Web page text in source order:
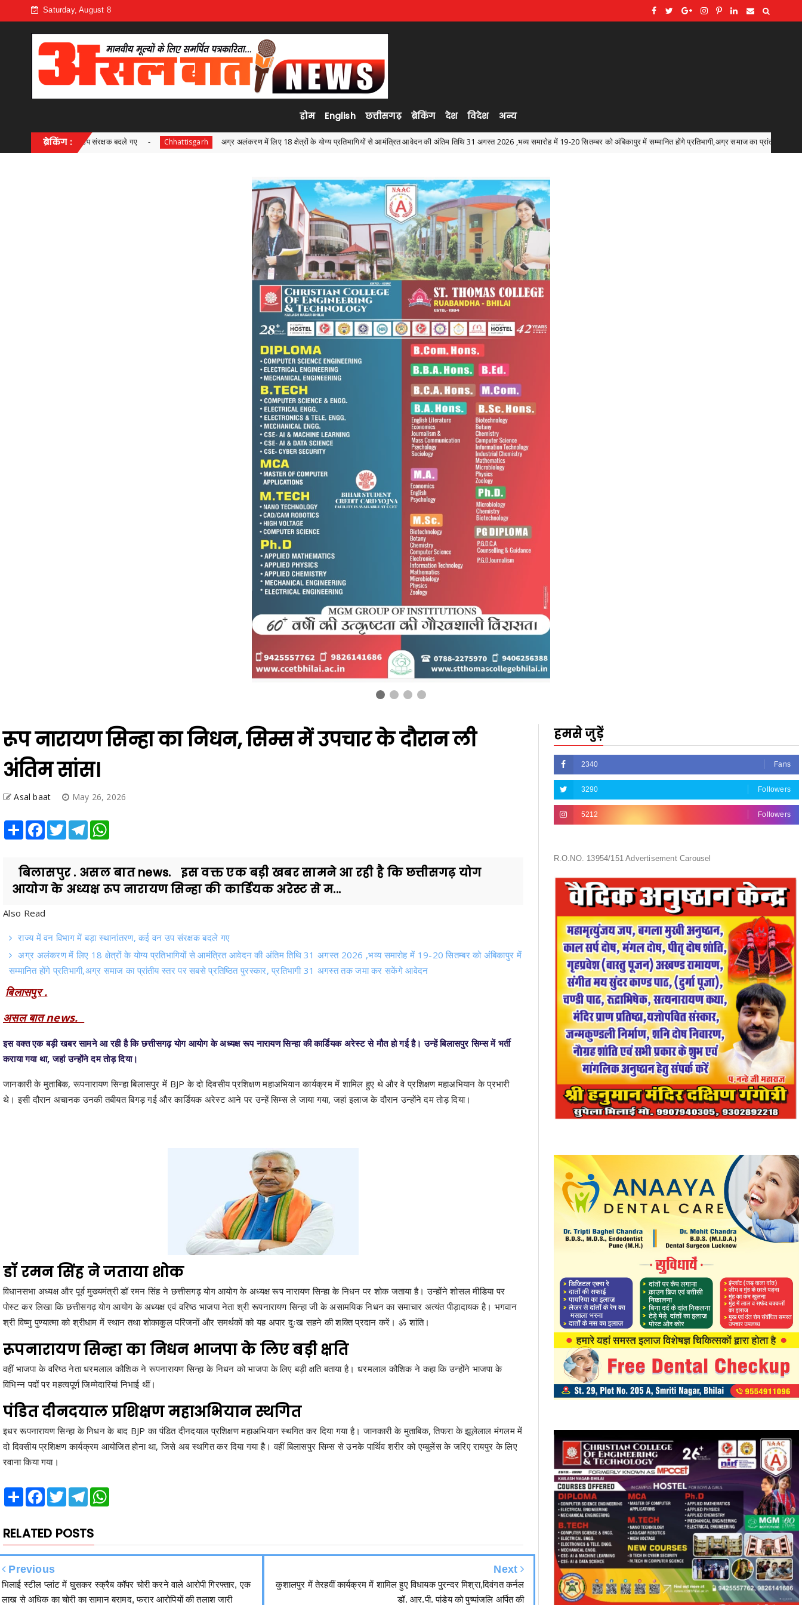
Saturday, August 8
होम English छत्तीसगढ़ ब्रेकिंग देश विदेश अन्य
ब्रेकिंग :
संरक्षक बदले गए Chhattisgarh अग्र अलंकरण में लिए 18 क्षेत्रों के योग्य प्रतिभागियों से आमंत्रित आवेदन की अंतिम तिथि 31 अगस्त 2026 ,भव्य समारोह में 19-20 सितम्बर को अंबिकापुर में सम्मानित होंगे प्रतिभागी,अग्र समाज का प्रांतीय स्तर पर सबसे प्रतिष्ठित पुरस्कार,
रूप नारायण सिन्हा का निधन, सिम्स में उपचार के दौरान ली
अंतिम सांस।
Asal baat May 26, 2026
Share Facebook
Twitter Telegram
बिलासपुर . असल बात news. इस वक्त एक बड़ी खबर सामने आ रही है कि छत्तीसगढ़ योग
आयोग के अध्यक्ष रूप नारायण सिन्हा की कार्डियक अरेस्ट से म...
Also Read
राज्य में वन विभाग में बड़ा स्थानांतरण, कई वन उप संरक्षक बदले गए
अग्र अलंकरण में लिए 18 क्षेत्रों के योग्य प्रतिभागियों से आमंत्रित आवेदन की अंतिम तिथि 31 अगस्त 2026 ,भव्य समारोह में 19-20 सितम्बर को अंबिकापुर में
सम्मानित होंगे प्रतिभागी,अग्र समाज का प्रांतीय स्तर पर सबसे प्रतिष्ठित पुरस्कार, प्रतिभागी 31 अगस्त तक जमा कर सकेंगे आवेदन
बिलासपुर .
असल बात news.
इस वक्त एक बड़ी खबर सामने आ रही है कि छत्तीसगढ़ योग आयोग के अध्यक्ष रूप नारायण सिन्हा की कार्डियक अरेस्ट से मौत हो गई है। उन्हें बिलासपुर सिम्स में भर्ती
कराया गया था, जहां उन्होंने दम तोड़ दिया।
जानकारी के मुताबिक, रूपनारायण सिन्हा बिलासपुर में BJP के दो दिवसीय प्रशिक्षण महाअभियान कार्यक्रम में शामिल हुए थे और वे प्रशिक्षण महाअभियान के प्रभारी
थे। इसी दौरान अचानक उनकी तबीयत बिगड़ गई और कार्डियक अरेस्ट आने पर उन्हें सिम्स ले जाया गया, जहां इलाज के दौरान उन्होंने दम तोड़ दिया।
डॉ रमन सिंह ने जताया शोक
विधानसभा अध्यक्ष और पूर्व मुख्यमंत्री डॉ रमन सिंह ने छत्तीसगढ़ योग आयोग के अध्यक्ष रूप नारायण सिन्हा के निधन पर शोक जताया है। उन्होंने शोसल मीडिया पर
पोस्ट कर लिखा कि छत्तीसगढ़ योग आयोग के अध्यक्ष एवं वरिष्ठ भाजपा नेता श्री रूपनारायण सिन्हा जी के असामयिक निधन का समाचार अत्यंत पीड़ादायक है। भगवान
श्री विष्णु पुण्यात्मा को श्रीधाम में स्थान तथा शोकाकुल परिजनों और समर्थकों को यह अपार दुःख सहने की शक्ति प्रदान करें। ॐ शांति।
रूपनारायण सिन्हा का निधन भाजपा के लिए बड़ी क्षति
वहीं भाजपा के वरिष्ठ नेता धरमलाल कौशिक ने रूपनारायण सिन्हा के निधन को भाजपा के लिए बड़ी क्षति बताया है। धरमलाल कौशिक ने कहा कि उन्होंने भाजपा के
विभिन्न पदों पर महत्वपूर्ण जिम्मेदारियां निभाई थीं।
पंडित दीनदयाल प्रशिक्षण महाअभियान स्थगित
इधर रूपनारायण सिन्हा के निधन के बाद BJP का पंडित दीनदयाल प्रशिक्षण महाअभियान स्थगित कर दिया गया है। जानकारी के मुताबिक, तिफरा के झूलेलाल मंगलम में
दो दिवसीय प्रशिक्षण कार्यक्रम आयोजित होना था, जिसे अब स्थगित कर दिया गया है। वहीं बिलासपुर सिम्स से उनके पार्थिव शरीर को एम्बुलेंस के जरिए रायपुर के लिए
रवाना किया गया।
Share Facebook
Twitter Telegram
RELATED POSTS
Previous
भिलाई स्टील प्लांट में घुसकर स्क्रैब कॉपर चोरी करने वाले आरोपी गिरफ्तार, एक
लाख से अधिक का चोरी का सामान बरामद, फरार आरोपियों की तलाश जारी
Next
कुशालपुर में तेरहवीं कार्यक्रम में शामिल हुए विधायक पुरन्दर मिश्रा,दिवंगत कर्नल
डॉ. आर.पी. पांडेय को पुष्पांजलि अर्पित की
हमसे जुड़ें
2340 Fans
3290 Followers
5212 Followers
R.O.NO. 13954/151 Advertisement Carousel